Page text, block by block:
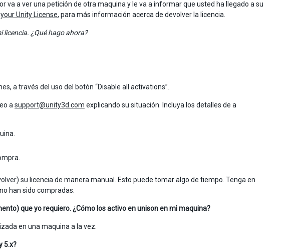
va a ver una petición de otra maquina y le va a informar que usted ha llegado a su
Unity License, para más información acerca de devolver la licencia.
licencia. ¿Qué hago ahora?
a través del uso del botón “Disable all activations”.
a support@unity3d.com explicando su situación. Incluya los detalles de a
su licencia de manera manual. Esto puede tomar algo de tiempo. Tenga en
han sido compradas.
que yo requiero. ¿Cómo los activo en unison en mi maquina?
en una maquina a la vez.
5.x?